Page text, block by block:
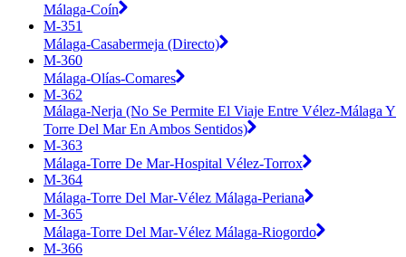
Málaga-Coín
M-351
Málaga-Casabermeja (Directo)
M-360
Málaga-Olías-Comares
M-362
Málaga-Nerja (No Se Permite El Viaje Entre Vélez-Málaga Y
Torre Del Mar En Ambos Sentidos)
M-363
Málaga-Torre De Mar-Hospital Vélez-Torrox
M-364
Málaga-Torre Del Mar-Vélez Málaga-Periana
M-365
Málaga-Torre Del Mar-Vélez Málaga-Riogordo
M-366